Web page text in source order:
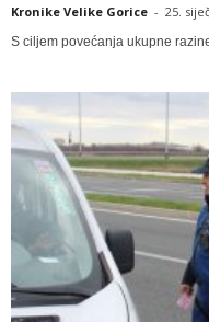
Kronike Velike Gorice - 25.
S ciljem povećanja ukupne